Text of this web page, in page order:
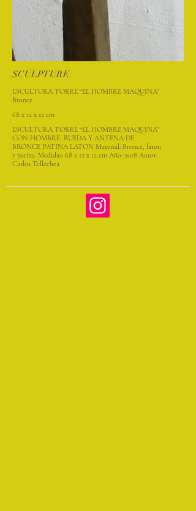
SCULPTURE
ESCULTURA TORRE “EL HOMBRE MAQUINA”
Bronce
68 x 12 x 12 cm
ESCULTURA TORRE “EL HOMBRE MAQUINA”
CON HOMBRE, RUEDA Y ANTENA DE
BRONCE PATINA LATON Material: Bronce, laton
y patina. Medidas: 68 x 12 x 12 cm Año: 2018 Autor:
Carlos Tellechea